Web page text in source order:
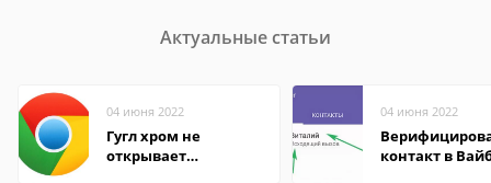
Актуальные статьи
04 июня 2022
Гугл хром не
открывает
04 июня 2022
контакт в